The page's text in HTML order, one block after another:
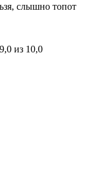
слышно топот
9,0 из 10,0